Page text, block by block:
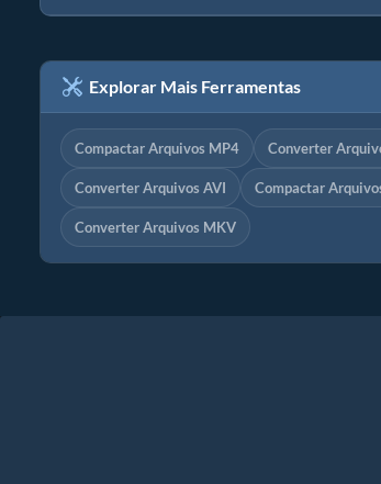
Explorar Mais Ferramentas
Compactar Arquivos MP4 Converter
Converter Arquivos AVI Compactar
Converter Arquivos MKV